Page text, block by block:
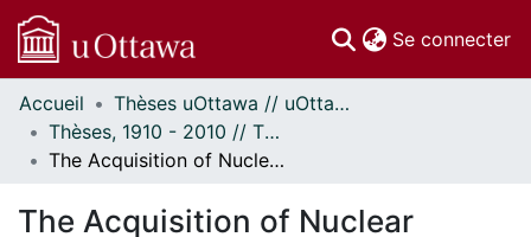
Se connecter
Communautés
et collections
Parcourir
Accueil
Thèses uOttawa // uOttawa Theses
Thèses, 1910 - 2010 // Theses, 1910 - 2010
The Acquisition of Nuclear Weapons and the Canadian Political Parties
The Acquisition of Nuclear